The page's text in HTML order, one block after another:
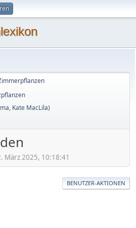
, Kate MacLila)
März 2025, 10:18:41
BENUTZER-AKTIONEN